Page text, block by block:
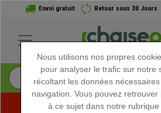
Envoi gratuit Retour sous 30 Jours
Nous utilisons nos propres
pour analyser le trafic sur notre
récoltant les données
navigation. Vous pouvez
à ce sujet dans notre rubrique